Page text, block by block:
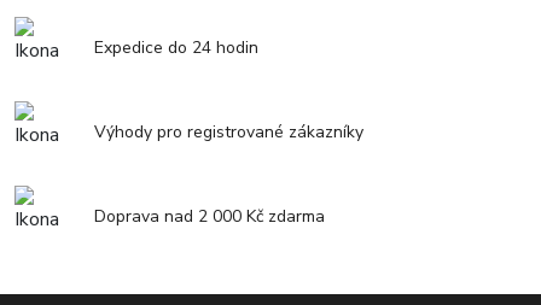
Expedice do 24 hodin
Výhody pro registrované zákazníky
Doprava nad 2 000 Kč zdarma